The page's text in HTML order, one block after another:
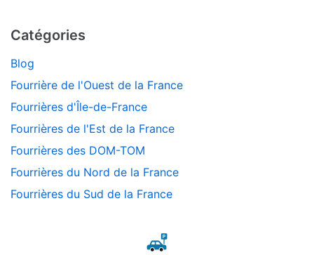
Catégories
Blog
Fourrière de l'Ouest de la France
Fourrières d'Île-de-France
Fourrières de l'Est de la France
Fourrières des DOM-TOM
Fourrières du Nord de la France
Fourrières du Sud de la France